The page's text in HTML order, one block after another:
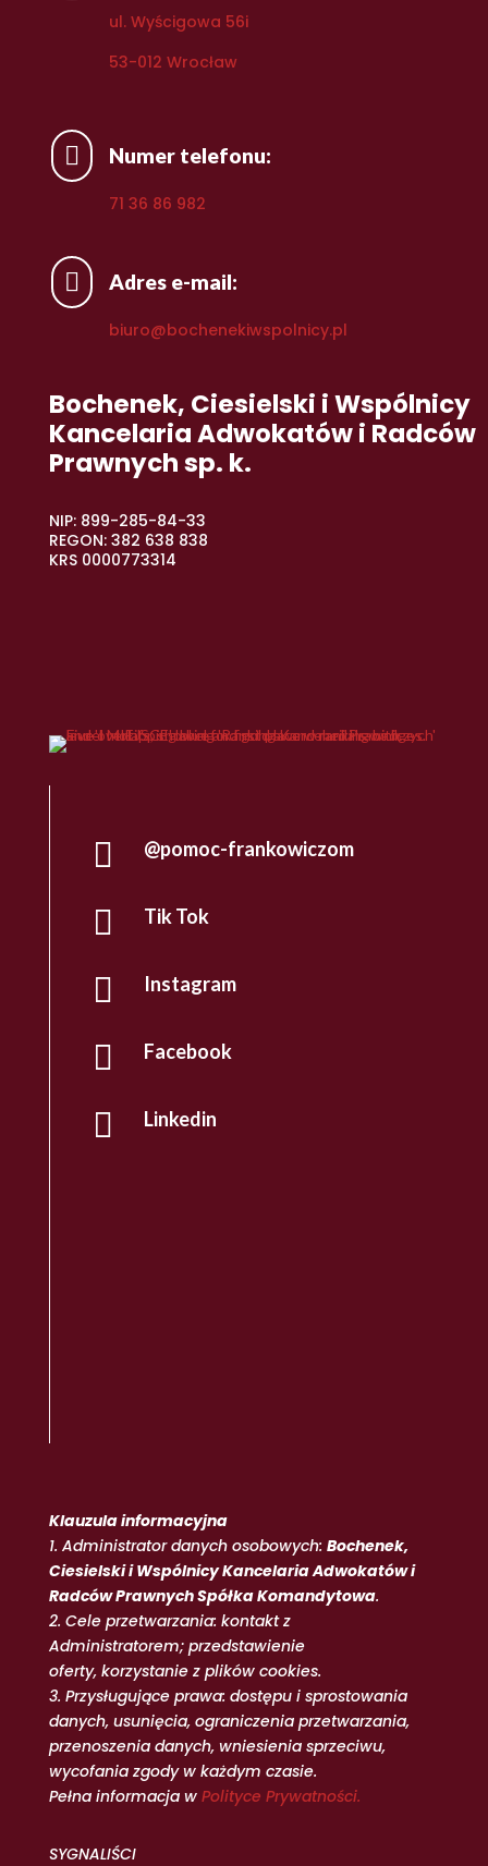
ul. Wyścigowa 56i
53-012 Wrocław
 Numer telefonu:
71 36 86 982
 Adres e-mail:
biuro@bochenekiwspolnicy.pl
Bochenek, Ciesielski i Wspólnicy
Kancelaria Adwokatów i Radców
Prawnych sp. k.
NIP: 899-285-84-33
REGON: 382 638 838
KRS 0000773314
 @pomoc-frankowiczom
 Tik Tok
 Instagram
 Facebook
 Linkedin
Klauzula informacyjna
1. Administrator danych osobowych: Bochenek,
Ciesielski i Wspólnicy Kancelaria Adwokatów i
Radców Prawnych Spółka Komandytowa.
2. Cele przetwarzania: kontakt z
Administratorem; przedstawienie
oferty, korzystanie z plików cookies.
3. Przysługujące prawa: dostępu i sprostowania
danych, usunięcia, ograniczenia przetwarzania,
przenoszenia danych, wniesienia sprzeciwu,
wycofania zgody w każdym czasie.
Pełna informacja w Polityce Prywatności.
SYGNALIŚCI